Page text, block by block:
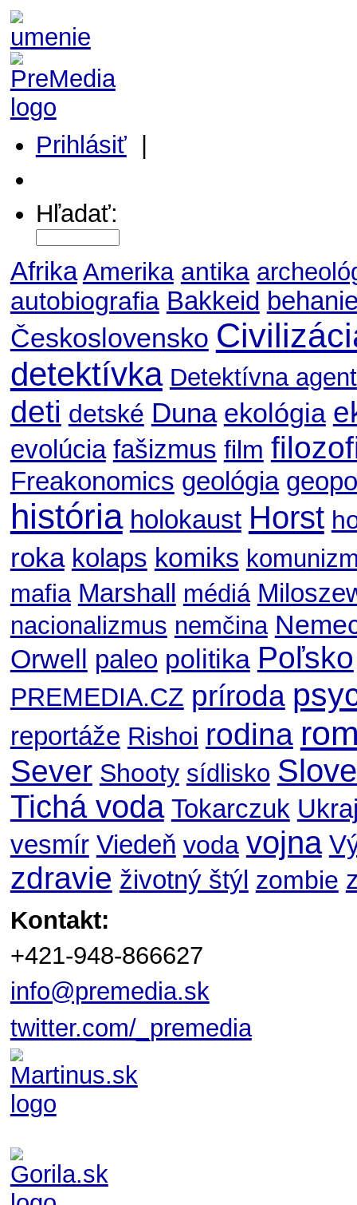
Prihlásiť|
Hľadať:
Afrika Amerika antika
autobiografia Bakkeid
Československo
detektívka Detektívna
deti detské Duna ekológia
evolúcia fašizmus film
Freakonomics geológia
história holokaust Horst
roka kolaps komiks
mafia Marshall médiá
nacionalizmus nemčina
Orwell paleo politika Poľsko
PREMEDIA.CZ príroda
reportáže Rishoi rodina
Sever Shooty sídlisko
Tichá voda Tokarczuk
vesmír Viedeň voda vojna
zdravie životný štýl zombie
Kontakt:
+421-948-866627
info@premedia.sk
twitter.com/_premedia